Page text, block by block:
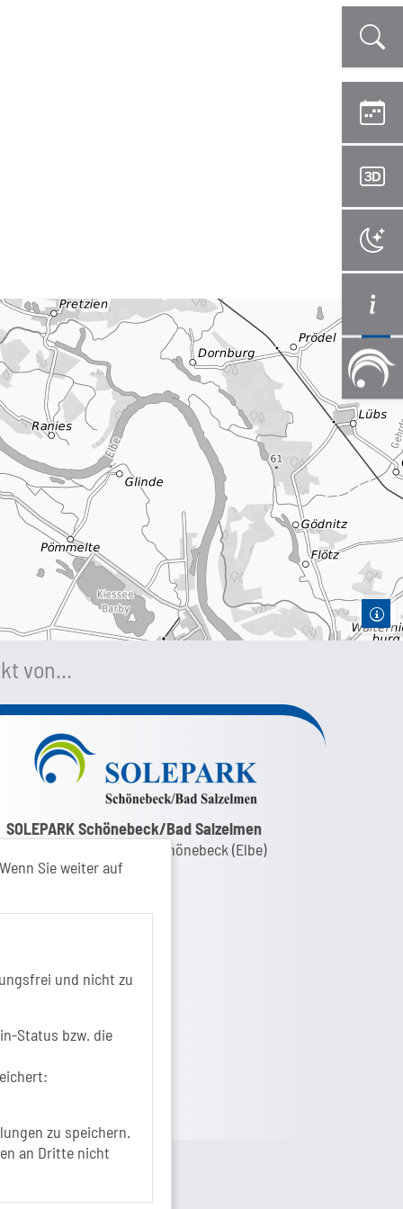
Sie weiter auf
und nicht zu
Status bzw. die
zu speichern.
an Dritte nicht
von...
zur Google-Maps Navigation
SOLEPARK Schönebeck/Bad Salzelmen
Eigenbetrieb der Stadt Schönebeck (Elbe)
Badepark 1
www.visitschoenebeck.de